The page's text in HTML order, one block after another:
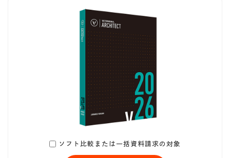
ソフト比較または一括資料請求の対象